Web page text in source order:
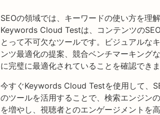
SEOの領域では、キーワードの使い方を理
Keywords Cloud Testは、コンテンツの
とって不可欠なツールです。ビジュアルな
ンツ最適化の提案、競合ベンチマーキング
に完璧に最適化されていることを確認できま
今すぐKeywords Cloud Testを使用して、
のツールを活用することで、検索エンジン
を増やし、視聴者とのエンゲージメントを